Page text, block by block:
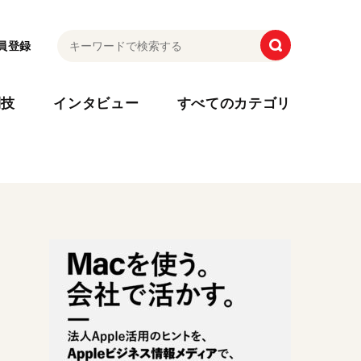
登録
インタビュー すべてのカテゴリ